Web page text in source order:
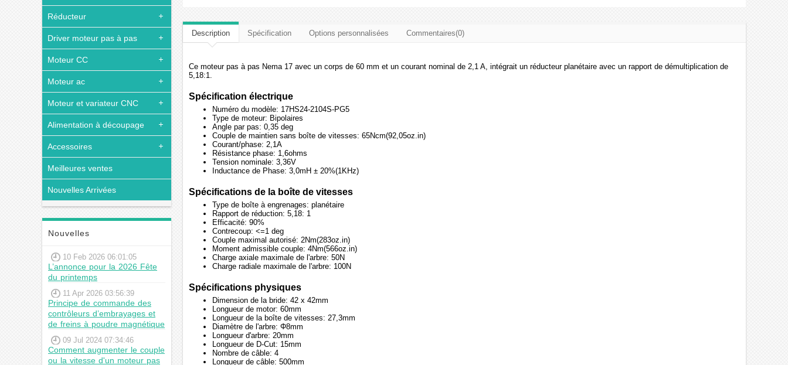
Réducteur
Driver moteur pas à pas
Moteur CC
Moteur ac
Moteur et variateur CNC
Alimentation à découpage
Accessoires
Meilleures ventes
Nouvelles Arrivées
Nouvelles
10 Feb 2026 06:01:05
L’annonce pour la 2026 Fête
du printemps
11 Apr 2026 03:56:39
Principe de commande des
contrôleurs d’embrayages et
de freins à poudre magnétique
09 Jul 2024 07:34:46
Comment augmenter le couple
ou la vitesse d'un moteur pas
Description Spécification Options personnalisées Commentaires(0)
Ce moteur pas à pas Nema 17 avec un corps de 60 mm et un courant nominal de 2,1 A, intégrait un réducteur planétaire avec un rapport de démultiplication de
5,18:1.
Spécification électrique
Numéro du modèle: 17HS24-2104S-PG5
Type de moteur: Bipolaires
Angle par pas: 0,35 deg
Couple de maintien sans boîte de vitesses: 65Ncm(92,05oz.in)
Courant/phase: 2,1A
Résistance phase: 1,6ohms
Tension nominale: 3,36V
Inductance de Phase: 3,0mH ± 20%(1KHz)
Spécifications de la boîte de vitesses
Type de boîte à engrenages: planétaire
Rapport de réduction: 5,18: 1
Efficacité: 90%
Contrecoup: <=1 deg
Couple maximal autorisé: 2Nm(283oz.in)
Moment admissible couple: 4Nm(566oz.in)
Charge axiale maximale de l'arbre: 50N
Charge radiale maximale de l'arbre: 100N
Spécifications physiques
Dimension de la bride: 42 x 42mm
Longueur de motor: 60mm
Longueur de la boîte de vitesses: 27,3mm
Diamètre de l'arbre: Φ8mm
Longueur d'arbre: 20mm
Longueur de D-Cut: 15mm
Nombre de câble: 4
Longueur de câble: 500mm